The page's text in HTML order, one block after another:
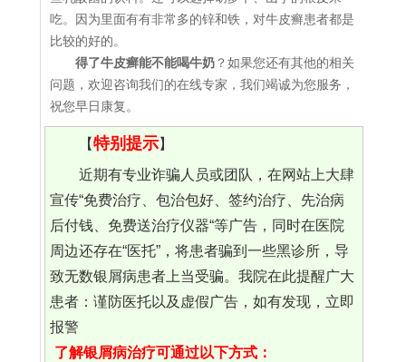
吃。因为里面有有非常多的锌和铁，对牛皮癣患者都是
比较的好的。
得了牛皮癣能不能喝牛奶 ？如果您还有其他的相关
问题，欢迎咨询我们的在线专家，我们竭诚为您服务，
祝您早日康复。
【特别提示】
近期有专业诈骗人员或团队，在网站上大肆
宣传“免费治疗、包治包好、签约治疗、先治病
后付钱、免费送治疗仪器“等广告，同时在医院
周边还存在“医托”，将患者骗到一些黑诊所，导
致无数银屑病患者上当受骗。我院在此提醒广大
患者：谨防医托以及虚假广告，如有发现，立即
报警
了解银屑病治疗可通过以下方式：